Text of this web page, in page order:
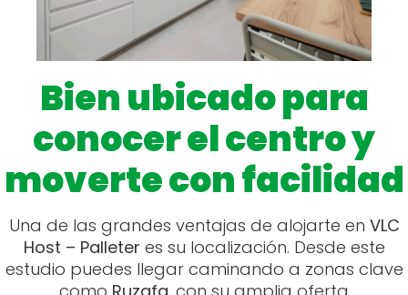
Bien ubicado para
conocer el centro y
moverte con facilidad
Una de las grandes ventajas de alojarte en VLC
Host – Palleter es su localización. Desde este
estudio puedes llegar caminando a zonas clave